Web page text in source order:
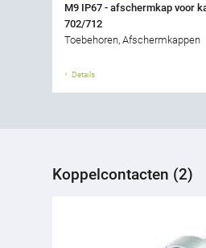
M9 IP67 - afschermkap voor
702/712
Toebehoren, Afschermkappen
Details
Koppelcontacten (2)